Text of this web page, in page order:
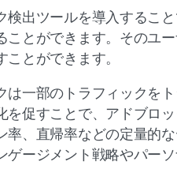
検出ツールを導入するこ
ことができます。そのユ
ことができます。
は一部のトラフィックを
を促すことで、アドブロ
率、直帰率などの定量的
ゲージメント戦略やパー